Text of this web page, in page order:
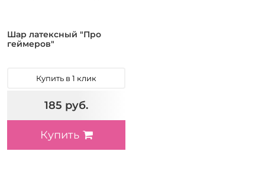
Шар латексный "Про
геймеров"
Купить в 1 клик
185 руб.
Купить